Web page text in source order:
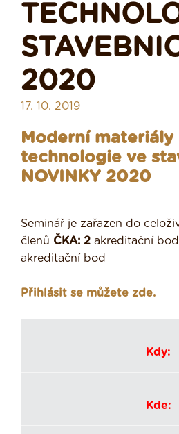
2020
17. 10. 2019
Moderní materiály
technologie ve
NOVINKY 2020
Seminář je zařazen do
členů ČKA: 2 akreditační
akreditační bod
Přihlásit se můžete zde.
Kdy:
Kde: